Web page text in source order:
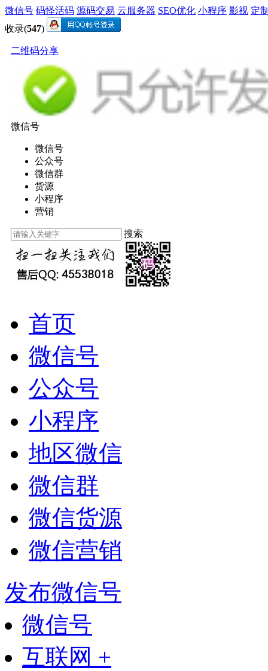
微信号 码怪活码 源码交易 云服务器 SEO优化 小程序 影视 定
收录(547)
二维码分享
微信号
微信号
公众号
微信群
货源
小程序
营销
搜索
首页
微信号
公众号
小程序
地区微信
微信群
微信货源
微信营销
发布微信号
微信号
互联网 +